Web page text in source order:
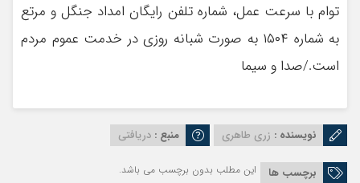
توام با سرعت عمل، شماره تلفن رایگان امداد جنگل و مرتع
به شماره ۱۵۰۴ به صورت شبانه روزی در خدمت عموم مردم
است./صدا و سیما
نویسنده : زری طاهری منبع : دریافتی
برچسب ها این مطلب بدون برچسب می باشد.